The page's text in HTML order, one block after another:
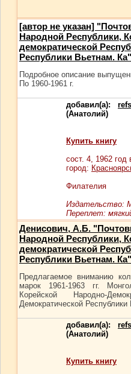
[автор не указан]
Народной Республики,
демократической
Республики Вьетнам. Ка"
Подробное описание
По 1960-1961 г.
добавил(а):
(Анатолий)
Купить книгу
сост. 4, 1962 год
город:
Филателия
Издательство:
Переплет:
Денисович, А.Б.
Народной Республики,
демократической
Республики Вьетнам. Ка"
Предлагаемое вниманию
марок 1961-1963 гг.
Корейской Народно-
Демократической
добавил(а):
(Анатолий)
Купить книгу